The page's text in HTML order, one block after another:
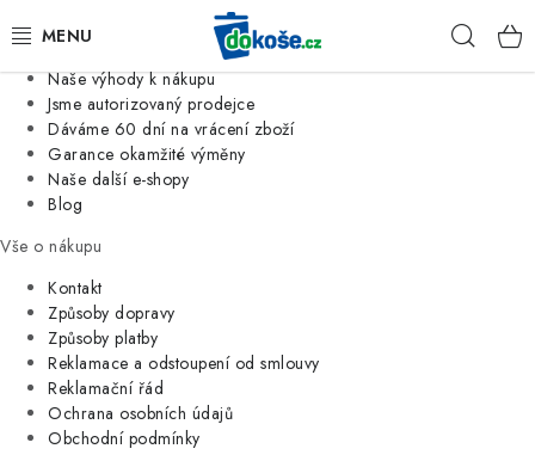
Jsme tradiční česká firma
Naše výhody k nákupu
Jsme autorizovaný prodejce
Dáváme 60 dní na vrácení zboží
Garance okamžité výměny
Naše další e-shopy
Blog
Vše o nákupu
Kontakt
Způsoby dopravy
Způsoby platby
Reklamace a odstoupení od smlouvy
Reklamační řád
Ochrana osobních údajů
Obchodní podmínky
KOŠE
SÁČKY
KUCHYNĚ
ORGANIZACE
DOMÁCNOST